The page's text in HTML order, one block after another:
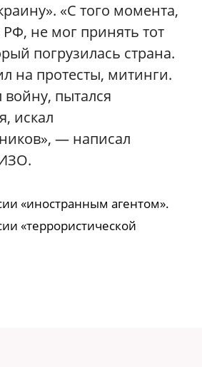
«С того момента,
РФ, не мог принять тот
погрузилась страна.
на протесты, митинги.
войну, пытался
искал
— написал
«иностранным агентом».
«террористической